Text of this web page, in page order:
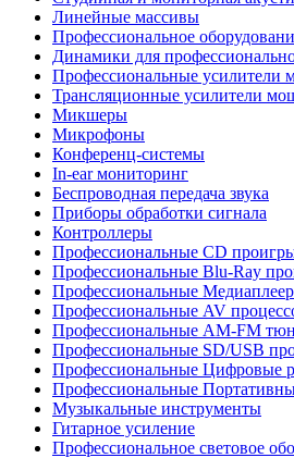
Линейные массивы
Профессиональное
Динамики для
Профессиональные усилители
Трансляционные усилители
Микшеры
Микрофоны
Конференц-системы
In-ear мониторинг
Беспроводная передача звука
Приборы обработки сигнала
Контроллеры
Профессиональные СD
Профессиональные Blu-Ray
Профессиональные
Профессиональные AV
Профессиональные AM-FM
Профессиональные SD/USB
Профессиональные Цифровые
Профессиональные
Музыкальные инструменты
Гитарное усиление
Профессиональное световое